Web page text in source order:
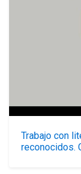
Trabajo con
reconocidos.